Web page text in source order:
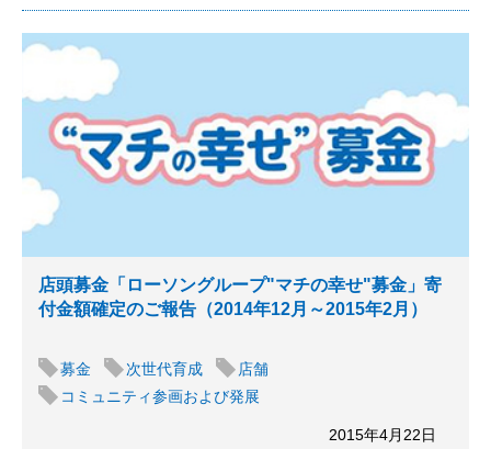
店頭募金「ローソングループ"マチの幸せ"募金」寄
付金額確定のご報告（2014年12月～2015年2月）
募金 次世代育成
店舗
コミュニティ参画および発展
2015年4月22日